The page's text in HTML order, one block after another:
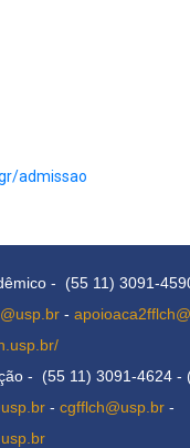
admissao
- (55 11) 3091-
-
- (55 11) 3091-4624 -
- cgfflch@usp.br -